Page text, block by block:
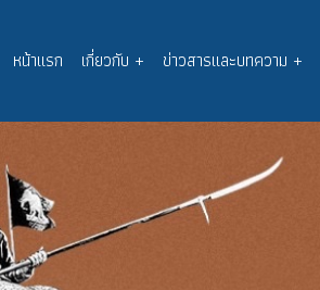
Main
navigation
หน้าแรก เกี่ยวกับ + ข่าวสารและบทความ +